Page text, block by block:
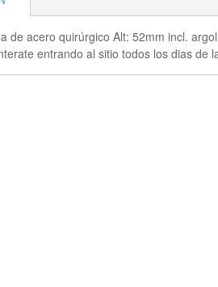
de acero quirúrgico Alt: 52mm incl.
entrando al sitio todos los dias de